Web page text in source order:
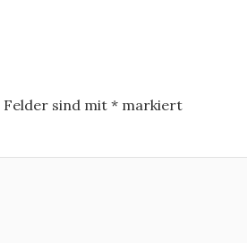
sind mit* markiert